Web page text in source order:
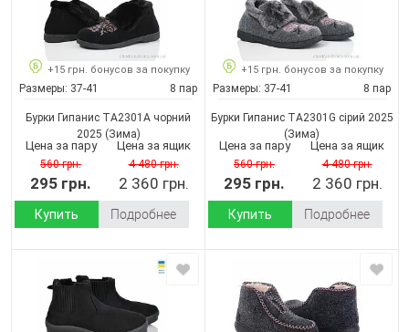
+15 грн. бонусов за покупку
Размеры: 37-41 8 пар
Бурки Гипанис ТА2301A чорний
2025 (Зима)
Цена за пару
560 грн.
295 грн.
Цена за ящик
4 480 грн.
2 360 грн.
Купить Подробнее
+15 грн. бонусов за покупку
Размеры: 37-41 8 пар
Бурки Гипанис ТА2301G сірий 2025
(Зима)
Цена за пару
560 грн.
295 грн.
Цена за ящик
4 480 грн.
2 360 грн.
Купить Подробнее